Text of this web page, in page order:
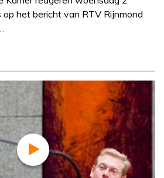
het bericht van RTV Rijnmond